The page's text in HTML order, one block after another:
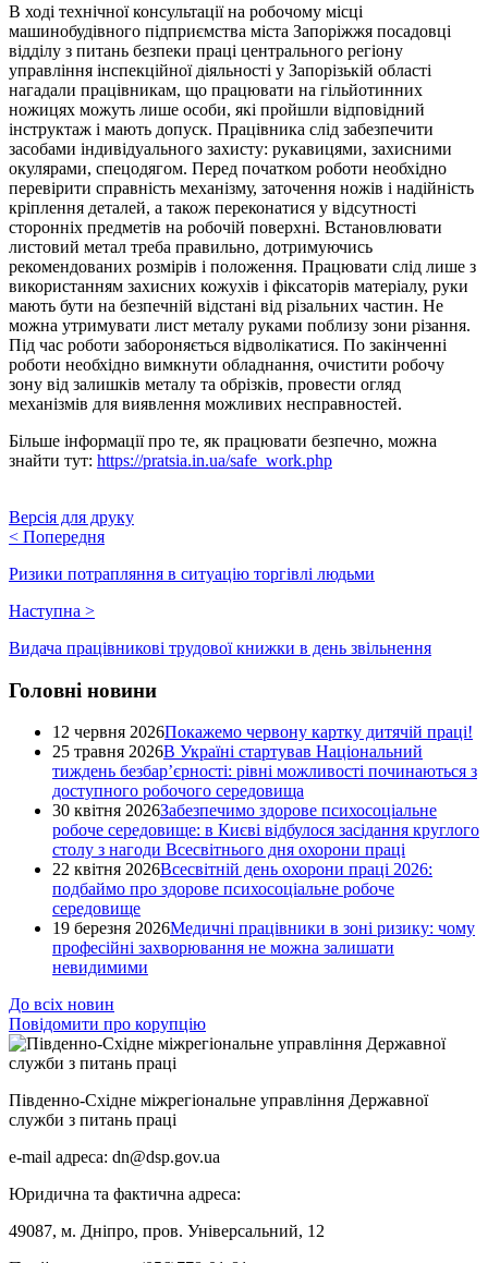
В ході технічної консультації на робочому місці
машинобудівного підприємства міста Запоріжжя посадовці
відділу з питань безпеки праці центрального регіону
управління інспекційної діяльності у Запорізькій області
нагадали працівникам, що працювати на гільйотинних
ножицях можуть лише особи, які пройшли відповідний
інструктаж і мають допуск. Працівника слід забезпечити
засобами індивідуального захисту: рукавицями, захисними
окулярами, спецодягом. Перед початком роботи необхідно
перевірити справність механізму, заточення ножів і надійність
кріплення деталей, а також переконатися у відсутності
сторонніх предметів на робочій поверхні. Встановлювати
листовий метал треба правильно, дотримуючись
рекомендованих розмірів і положення. Працювати слід лише з
використанням захисних кожухів і фіксаторів матеріалу, руки
мають бути на безпечній відстані від різальних частин. Не
можна утримувати лист металу руками поблизу зони різання.
Під час роботи забороняється відволікатися. По закінченні
роботи необхідно вимкнути обладнання, очистити робочу
зону від залишків металу та обрізків, провести огляд
механізмів для виявлення можливих несправностей.
Більше інформації про те, як працювати безпечно, можна
знайти тут: https://pratsia.in.ua/safe_work.php
Версія для друку
< Попередня
Ризики потрапляння в ситуацію торгівлі людьми
Наступна >
Видача працівникові трудової книжки в день звільнення
Головні новини
12 червня 2026Покажемо червону картку дитячій праці!
25 травня 2026В Україні стартував Національний
тиждень безбар’єрності: рівні можливості починаються з
доступного робочого середовища
30 квітня 2026Забезпечимо здорове психосоціальне
робоче середовище: в Києві відбулося засідання круглого
столу з нагоди Всесвітнього дня охорони праці
22 квітня 2026Всесвітній день охорони праці 2026:
подбаймо про здорове психосоціальне робоче
середовище
19 березня 2026Медичні працівники в зоні ризику: чому
професійні захворювання не можна залишати
невидимими
До всіх новин
Повідомити про корупцію
Південно-Східне міжрегіональне управління Державної
служби з питань праці
e-mail адреса: dn@dsp.gov.ua
Юридична та фактична адреса:
49087, м. Дніпро, пров. Універсальний, 12